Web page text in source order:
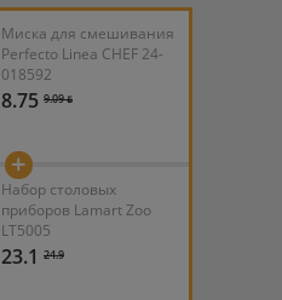
Миска для смешивания
Perfecto Linea CHEF 24-
018592
8.75 9.09 ƃ
+
Набор столовых
приборов Lamart Zoo
LT5005
23.1 24.9